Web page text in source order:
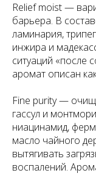
Relief moist —
барьера. В
ламинария,
инжира и
ситуаций «после
аромат описан
Fine purity —
гассул и
ниацинамид,
масло чайного
вытягивать
воспалений.